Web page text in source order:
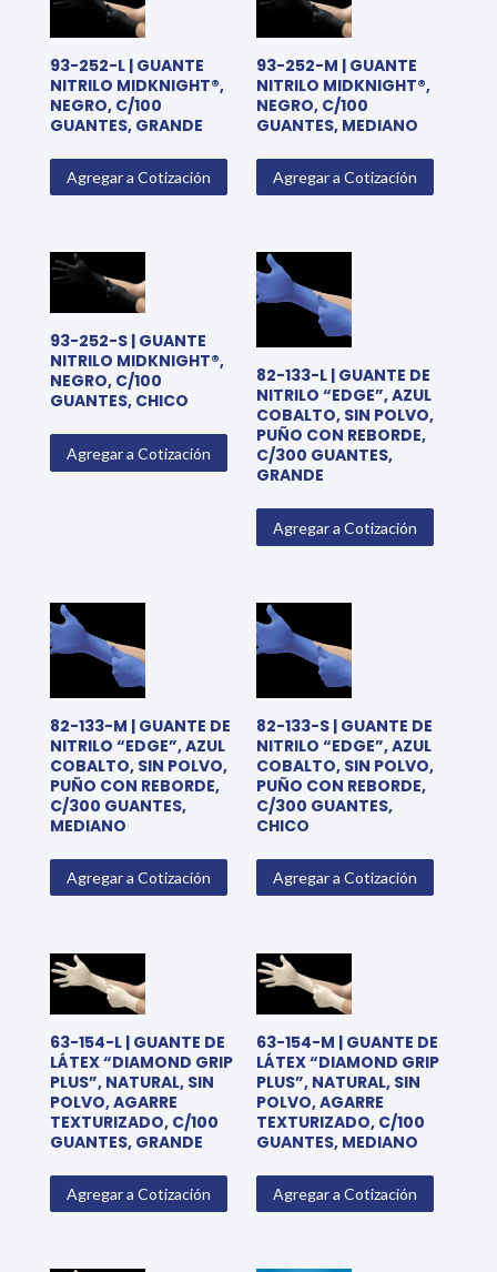
93-252-L | GUANTE
NITRILO MIDKNIGHT®,
NEGRO, C/100
GUANTES, GRANDE
Agregar a Cotización
93-252-M | GUANTE
NITRILO MIDKNIGHT®,
NEGRO, C/100
GUANTES, MEDIANO
Agregar a Cotización
93-252-S | GUANTE
NITRILO MIDKNIGHT®,
NEGRO, C/100
GUANTES, CHICO
Agregar a Cotización
82-133-L | GUANTE DE
NITRILO “EDGE”, AZUL
COBALTO, SIN POLVO,
PUÑO CON REBORDE,
C/300 GUANTES,
GRANDE
Agregar a Cotización
82-133-M | GUANTE DE
NITRILO “EDGE”, AZUL
COBALTO, SIN POLVO,
PUÑO CON REBORDE,
C/300 GUANTES,
MEDIANO
Agregar a Cotización
82-133-S | GUANTE DE
NITRILO “EDGE”, AZUL
COBALTO, SIN POLVO,
PUÑO CON REBORDE,
C/300 GUANTES,
CHICO
Agregar a Cotización
63-154-L | GUANTE DE
LÁTEX “DIAMOND GRIP
PLUS”, NATURAL, SIN
POLVO, AGARRE
TEXTURIZADO, C/100
GUANTES, GRANDE
Agregar a Cotización
63-154-M | GUANTE DE
LÁTEX “DIAMOND GRIP
PLUS”, NATURAL, SIN
POLVO, AGARRE
TEXTURIZADO, C/100
GUANTES, MEDIANO
Agregar a Cotización